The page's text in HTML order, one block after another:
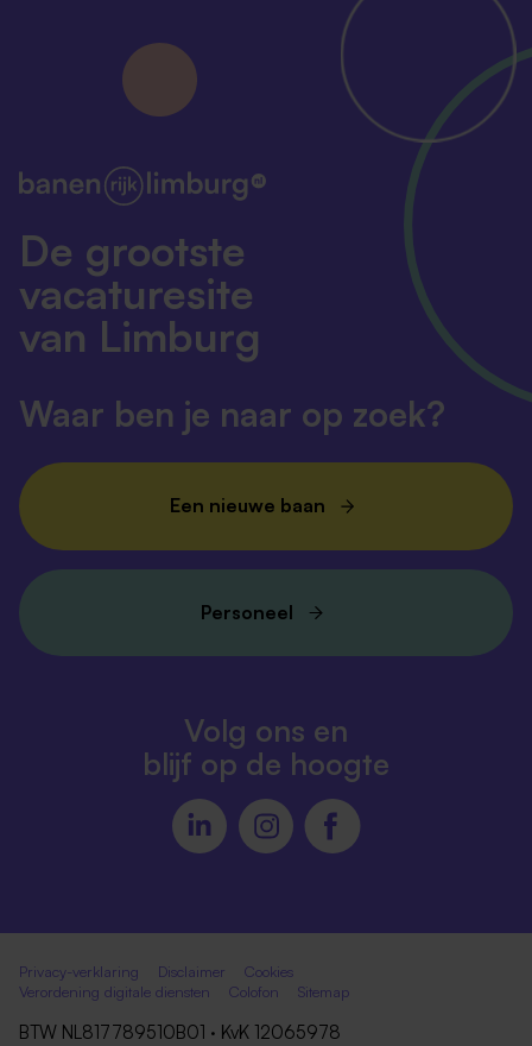
De grootste
vacaturesite
van Limburg
Waar ben je naar op zoek?
Een nieuwe baan
Personeel
Volg ons en
blijf op de hoogte
Privacy-verklaring Disclaimer
Cookies
Verordening digitale diensten
Colofon Sitemap
BTW NL817789510B01 · KvK 12065978